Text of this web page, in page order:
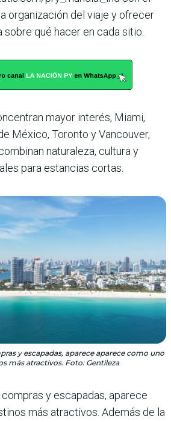
organización del viaje y ofrecer
qué hacer en cada sitio.
mayor interés, Miami,
México, Toronto y Vancouver,
naturaleza, cultura y
para estancias cortas.
y escapadas, aparece aparece como uno
más atractivos. Foto: Gentileza
compras y escapadas, aparece
más atractivos. Además de la